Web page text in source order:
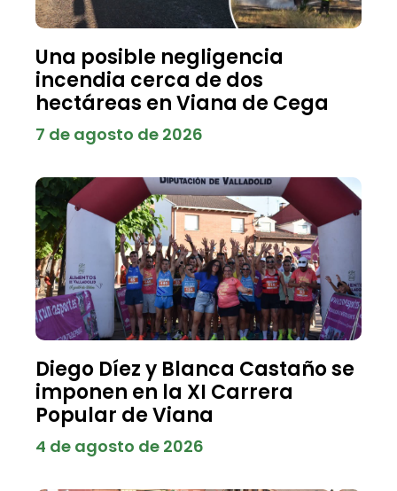
Una posible negligencia
incendia cerca de dos
hectáreas en Viana de Cega
7 de agosto de 2026
Diego Díez y Blanca Castaño se
imponen en la XI Carrera
Popular de Viana
4 de agosto de 2026